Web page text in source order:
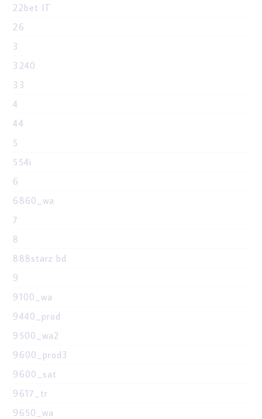
22bet IT
26
3
3240
33
4
44
5
554i
6
6860_wa
7
8
888starz bd
9
9100_wa
9440_prod
9500_wa2
9600_prod3
9600_sat
9617_tr
9650_wa